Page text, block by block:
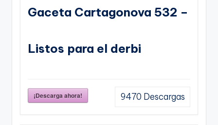
Gaceta Cartagonova 532 –
Listos para el derbi
¡Descarga ahora! 9470 Descargas